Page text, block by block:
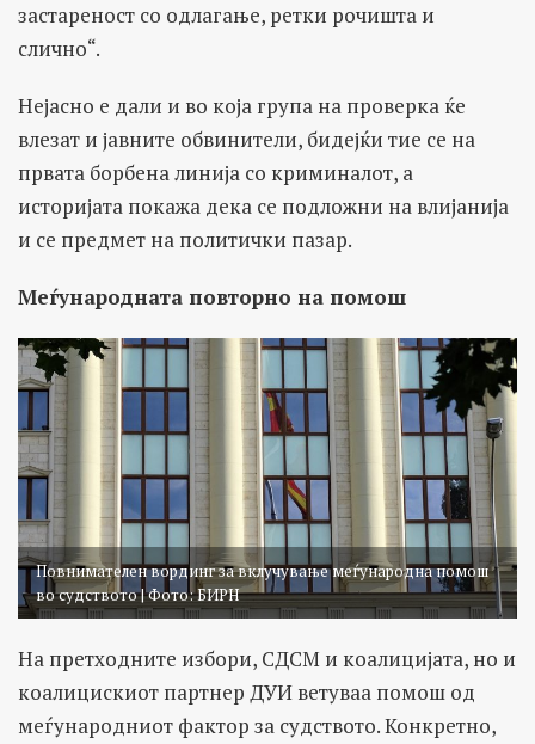
застареност со одлагање, ретки рочишта и
слично“.
Нејасно е дали и во која група на проверка ќе
влезат и јавните обвинители, бидејќи тие се на
првата борбена линија со криминалот, а
историјата покажа дека се подложни на влијанија
и се предмет на политички пазар.
Меѓународната повторно на помош
Повнимателен вординг за вклучување меѓународна помош
во судството | Фото: БИРН
На претходните избори, СДСМ и коалицијата, но и
коалицискиот партнер ДУИ ветуваа помош од
меѓународниот фактор за судството. Конкретно,